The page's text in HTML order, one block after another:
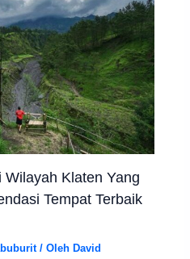
Klaten Yang
Tempat Terbaik
/ OlehDavid